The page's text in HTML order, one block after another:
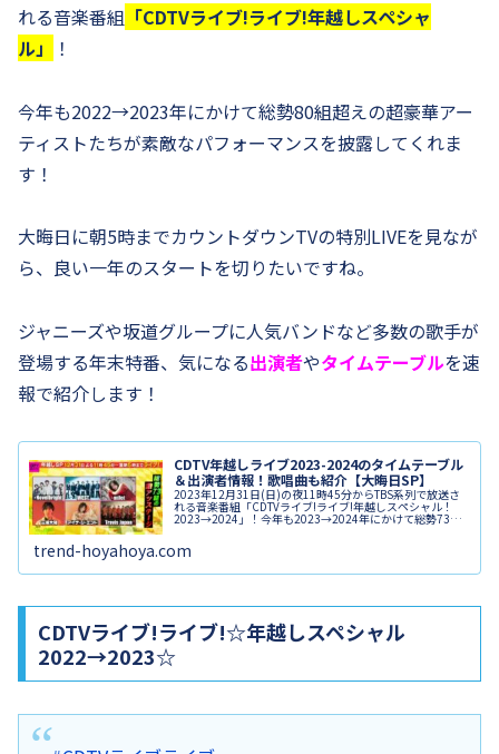
れる音楽番組 「CDTVライブ!ライブ!年越しスペシャ
ル」
！
今年も2022→2023年にかけて総勢80組超えの超豪華アー
ティストたちが素敵なパフォーマンスを披露してくれま
す！
大晦日に朝5時までカウントダウンTVの特別LIVEを見なが
ら、良い一年のスタートを切りたいですね。
ジャニーズや坂道グループに人気バンドなど多数の歌手が
登場する年末特番、気になる出演者やタイムテーブルを速
報で紹介します！
CDTV年越しライブ2023-2024のタイムテーブル
＆出演者情報！歌唱曲も紹介【大晦日SP】
2023年12月31日(日)の夜11時45分からTBS系列で放送さ
れる音楽番組「CDTVライブ!ライブ!年越しスペシャル！
2023→2024」！今年も2023→2024年にかけて総勢73組
の超豪華アーティストたちが素敵なパフォーマンスを披露
別LIVEを見ながら、良い一年のスタートを切りたいです
年末特番、気になる出演者やタイムテーブルを紹介しま
trend-hoyahoya.com
CDTVライブ!ライブ!☆年越しスペシャル
2022→2023☆